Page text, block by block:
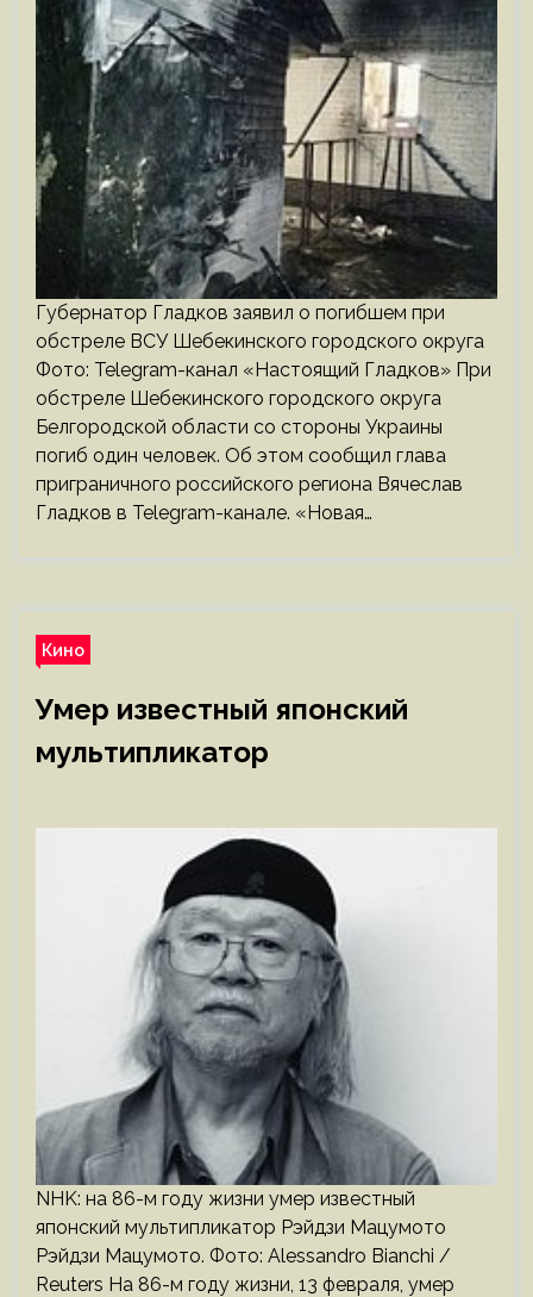
Губернатор Гладков заявил о погибшем при
обстреле ВСУ Шебекинского городского округа
Фото: Telegram-канал «Настоящий Гладков» При
обстреле Шебекинского городского округа
Белгородской области со стороны Украины
погиб один человек. Об этом сообщил глава
приграничного российского региона Вячеслав
Гладков в Telegram-канале. «Новая…
Кино
Умер известный японский
мультипликатор
NHK: на 86-м году жизни умер известный
японский мультипликатор Рэйдзи Мацумото
Рэйдзи Мацумото. Фото: Alessandro Bianchi /
Reuters На 86-м году жизни, 13 февраля, умер